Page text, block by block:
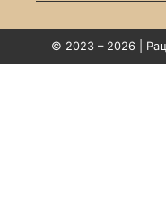
© 2023 – 2026 |